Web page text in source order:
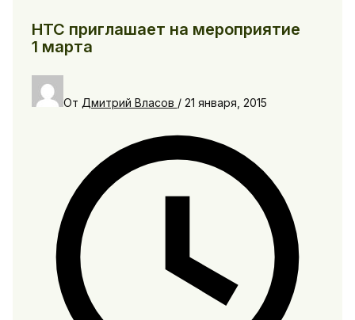
HTC приглашает на мероприятие
1 марта
От Дмитрий Власов / 21 января, 2015